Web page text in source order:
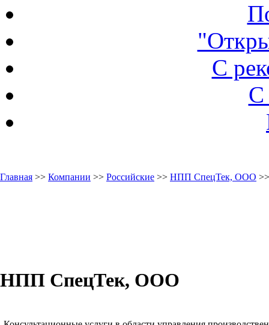
С
С
Главная >> Компании >> Российские >> НПП СпецТек, ООО
НПП СпецТек, ООО